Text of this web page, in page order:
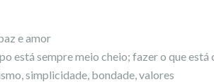
e amor
está sempre meio cheio; fazer o que está
simplicidade, bondade, valores